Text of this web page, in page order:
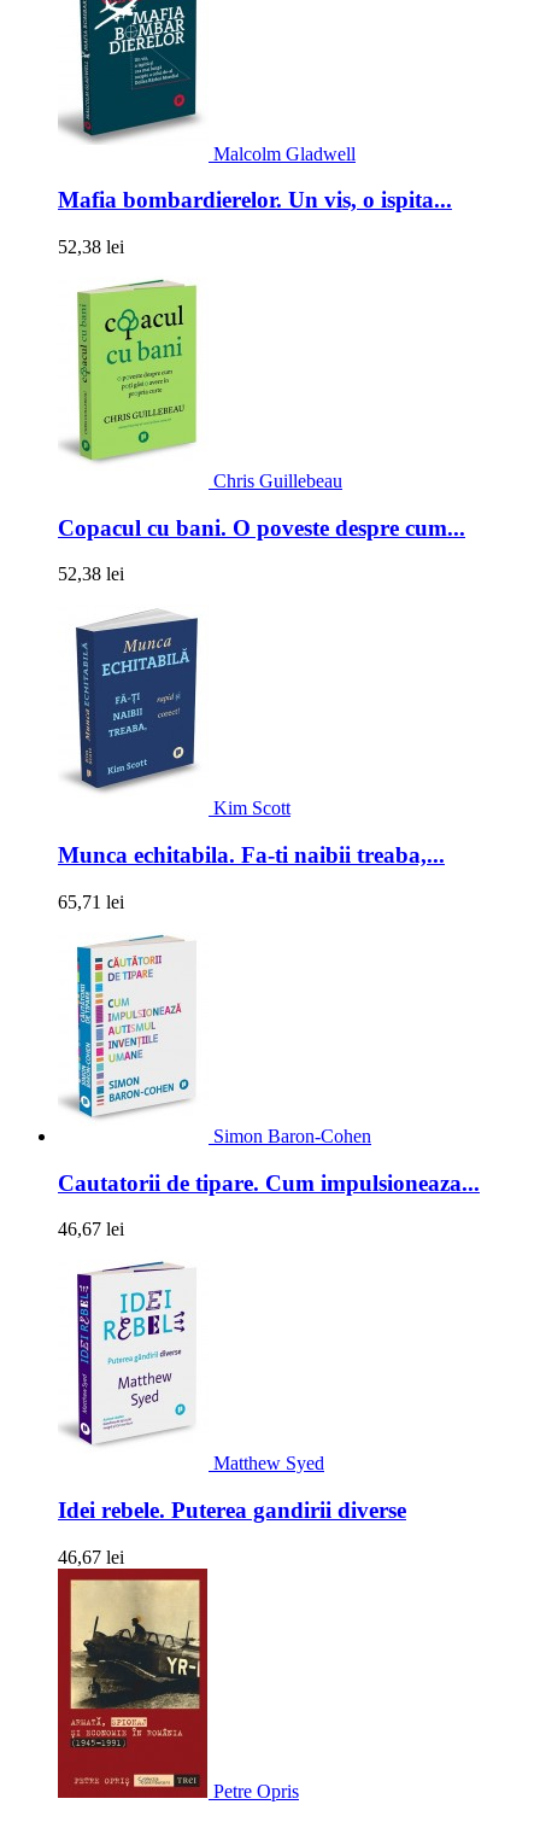
Malcolm Gladwell
Mafia bombardierelor. Un vis, o ispita...
52,38 lei
Chris Guillebeau
Copacul cu bani. O poveste despre cum...
52,38 lei
Kim Scott
Munca echitabila. Fa-ti naibii treaba,...
65,71 lei
Simon Baron-Cohen
Cautatorii de tipare. Cum impulsioneaza...
46,67 lei
Matthew Syed
Idei rebele. Puterea gandirii diverse
46,67 lei
Petre Opris